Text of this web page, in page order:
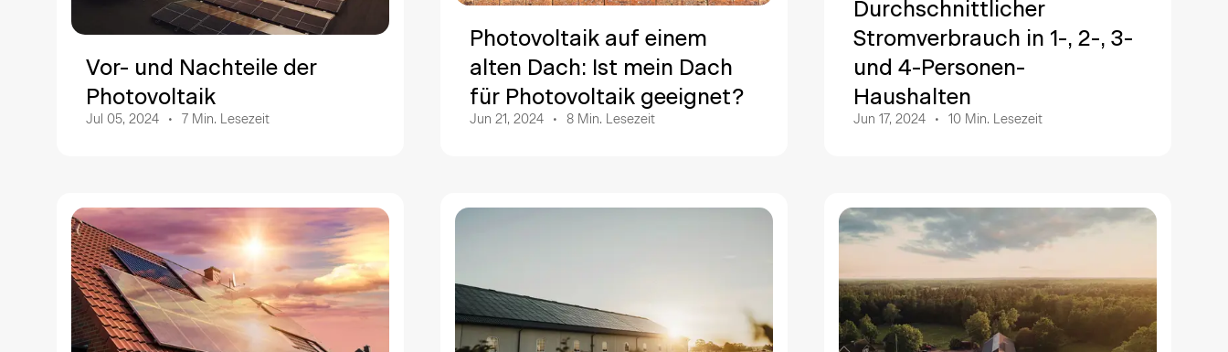
Vor- und Nachteile der
Photovoltaik
Jul 05, 2024 7 Min. Lesezeit
Photovoltaik auf einem
alten Dach: Ist mein Dach
für Photovoltaik geeignet?
Jun 21, 2024 8 Min. Lesezeit
Durchschnittlicher
Stromverbrauch in 1-, 2-, 3-
und 4-Personen-
Haushalten
Jun 17, 2024 10 Min. Lesezeit